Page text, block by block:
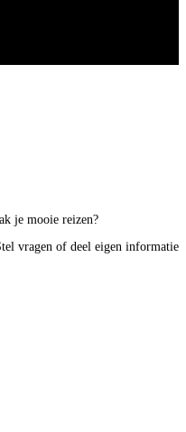
je mooie reizen?
vragen of deel eigen informatie